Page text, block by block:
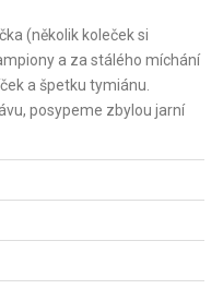
(několik koleček si
a za stálého míchání
a špetku tymiánu.
posypeme zbylou jarní